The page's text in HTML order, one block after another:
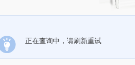
正在查询中，请刷新重试